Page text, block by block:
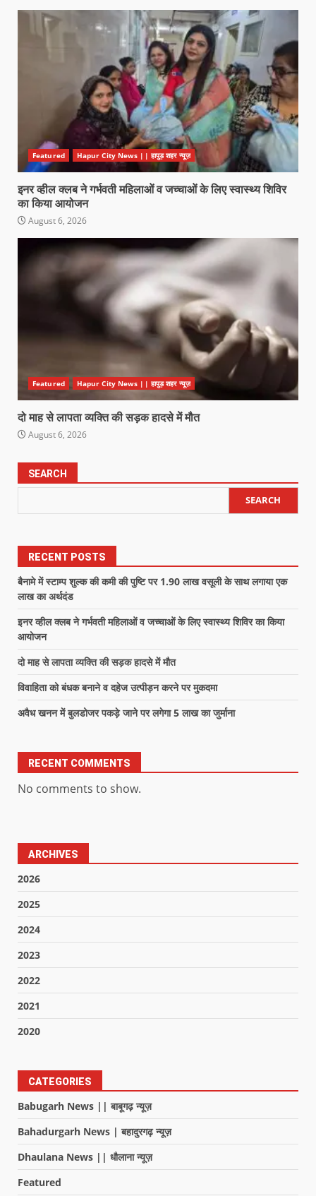
Featured Hapur City News || हापुड़ शहर न्यूज़
इनर व्हील क्लब ने गर्भवती महिलाओं व जच्चाओं के लिए स्वास्थ्य शिविर
का किया आयोजन
August 6, 2026
Featured Hapur City News || हापुड़ शहर न्यूज़
दो माह से लापता व्यक्ति की सड़क हादसे में मौत
August 6, 2026
SEARCH
SEARCH
RECENT POSTS
बैनामे में स्टाम्प शुल्क की कमी की पुष्टि पर 1.90 लाख वसूली के साथ लगाया एक
लाख का अर्थदंड
इनर व्हील क्लब ने गर्भवती महिलाओं व जच्चाओं के लिए स्वास्थ्य शिविर का किया
आयोजन
दो माह से लापता व्यक्ति की सड़क हादसे में मौत
विवाहिता को बंधक बनाने व दहेज उत्पीड़न करने पर मुकदमा
अवैध खनन में बुलडोजर पकड़े जाने पर लगेगा 5 लाख का जुर्माना
RECENT COMMENTS
No comments to show.
ARCHIVES
2026
2025
2024
2023
2022
2021
2020
CATEGORIES
Babugarh News || बाबूगढ़ न्यूज़
Bahadurgarh News | बहादुरगढ़ न्यूज़
Dhaulana News || धौलाना न्यूज़
Featured